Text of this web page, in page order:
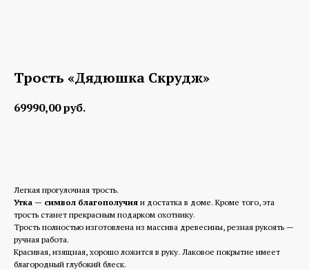
Трость «Дядюшка Скрудж»
69990,00руб.
Легкая прогулочная трость.
Утка — символ благополучия и достатка в доме. Кроме того, эта
трость станет прекрасным подарком охотнику.
Трость полностью изготовлена из массива древесины, резная рукоять —
ручная работа.
Красивая, изящная, хорошо ложится в руку. Лаковое покрытие имеет
благородный глубокий блеск.